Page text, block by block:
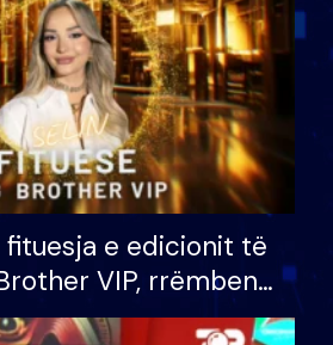
fituesja e edicionit të
VIP, rrëmben
prej 100 mijë eurosh